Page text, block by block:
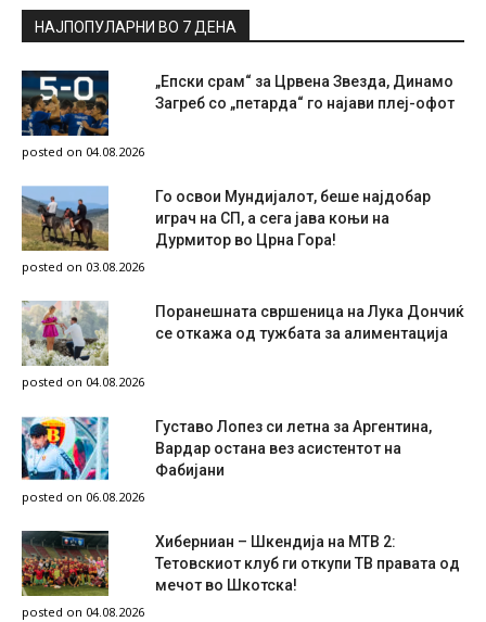
НАЈПОПУЛАРНИ ВО 7 ДЕНА
„Епски срам“ за Црвена Звезда, Динамо
Загреб со „петарда“ го најави плеј-офот
posted on 04.08.2026
Го освои Мундијалот, беше најдобар
играч на СП, а сега јава коњи на
Дурмитор во Црна Гора!
posted on 03.08.2026
Поранешната свршеница на Лука Дончиќ
се откажа од тужбата за алиментација
posted on 04.08.2026
Густаво Лопез си летна за Аргентина,
Вардар остана вез асистентот на
Фабијани
posted on 06.08.2026
Хиберниан – Шкендија на МТВ 2:
Тетовскиот клуб ги откупи ТВ правата од
мечот во Шкотска!
posted on 04.08.2026